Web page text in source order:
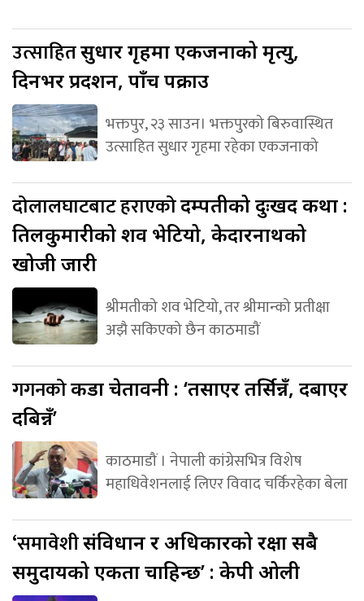
उत्साहितसुधार गृहमा एकजनाको मृत्यु,
दिनभर प्रर्दशन, पाँच पक्राउ
भक्तपुर, २३ साउन। भक्तपुरको बिरुवास्थित
उत्साहित सुधार गृहमा रहेका एकजनाको
दोलालघाटबाट हराएकोदम्पतीको दुःखद कथा :
तिलकुमारीको शव भेटियो, केदारनाथको
खोजी जारी
श्रीमतीको शव भेटियो, तर श्रीमान्को प्रतीक्षा
अझै सकिएको छैन काठमाडौं
गगनकोकडा चेतावनी : ‘तर्साएर तर्सिन्नँ, दबाएर
दबिन्नँ’
काठमाडौं । नेपाली कांग्रेसभित्र विशेष
महाधिवेशनलाई लिएर विवाद चर्किरहेका बेला
‘समावेशीसंविधान र अधिकारको रक्षा सबै
समुदायको एकता चाहिन्छ’ : केपी ओली